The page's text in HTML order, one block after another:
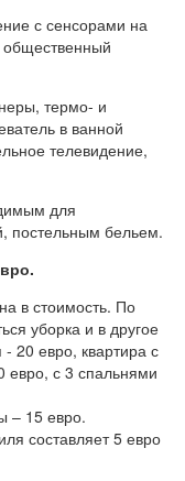
с сенсорами на
термо- и
в ванной
телевидение,
для
постельным бельем.
в стоимость. По
уборка и в другое
20 евро, квартира с
евро, с 3 спальнями
– 15 евро.
составляет 5 евро